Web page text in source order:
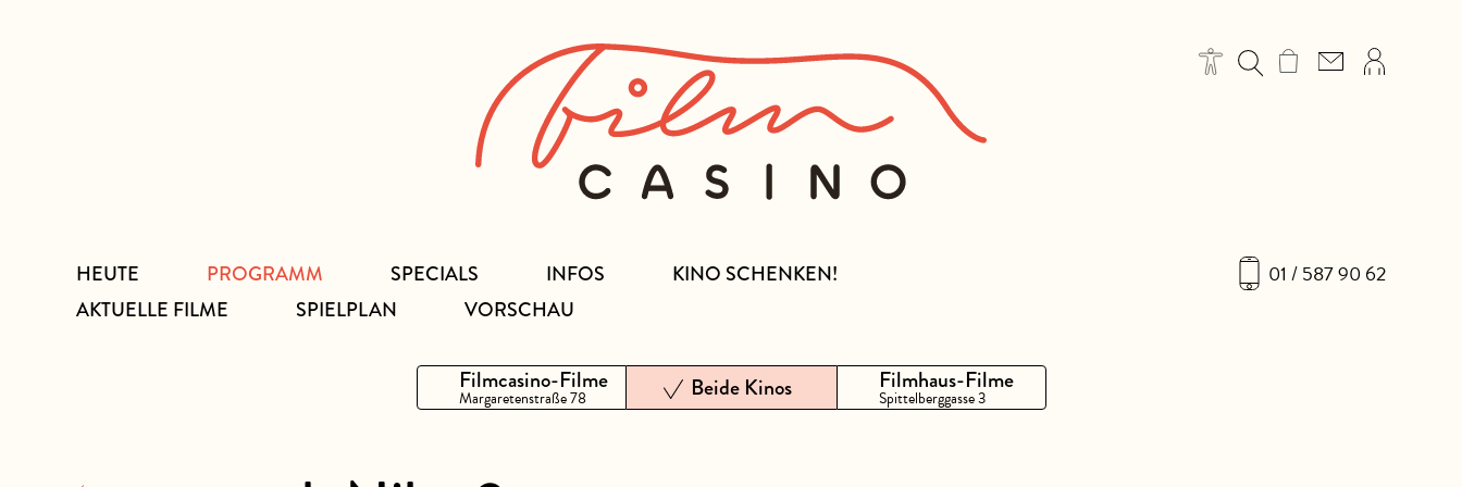
01 / 587 90 62
HEUTE
PROGRAMM
AKTUELLE FILME
SPIELPLAN VORSCHAU
SPECIALS INFOS KINO SCHENKEN!
Filmcasino-Filme
Margaretenstraße 78 Beide Kinos Filmhaus-Filme
Spittelberggasse 3